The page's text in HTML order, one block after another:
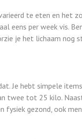
te eten en het
eens per week vis.
je het lichaam nog
Je hebt simpele
twee tot 25 kilo.
fysiek gezond, ook